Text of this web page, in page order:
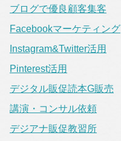
ブログで優良顧客集客
Facebookマーケティング
Instagram&Twitter活用
Pinterest活用
デジタル販促読本G販売
講演・コンサル依頼
デジアナ販促教習所